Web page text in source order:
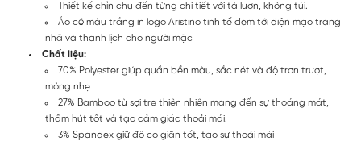
Thiết kế chỉn chu đến từng chi tiết với tà lượn, không túi.
Áo có màu trắng in logo Aristino tinh tế đem tới diện mạo trang
nhã và thanh lịch cho người mặc
Chất liệu:
70% Polyester giúp quần bền màu, sắc nét và độ trơn trượt,
mỏng nhẹ
27% Bamboo từ sợi tre thiên nhiên mang đến sự thoáng mát,
thấm hút tốt và tạo cảm giác thoải mái.
3% Spandex giữ độ co giãn tốt, tạo sự thoải mái